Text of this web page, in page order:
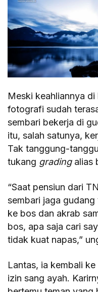
Meski keahliannya
fotografi sudah
sembari bekerja di
itu, salah satunya,
Tak tanggung-
tukang gradingalias
“Saat pensiun dari
sembari jaga
ke bos dan akrab
bos, apa saja cari
tidak kuat napas,”
Lantas, ia kembali
izin sang ayah.